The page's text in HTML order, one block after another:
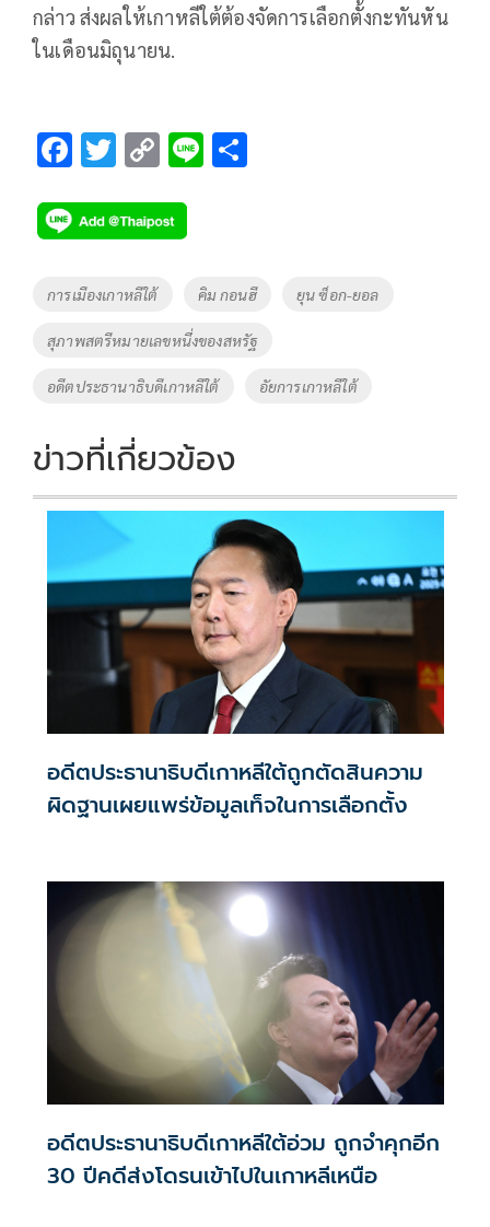
กล่าว ส่งผลให้เกาหลีใต้ต้องจัดการเลือกตั้งกะทันหัน
ในเดือนมิถุนายน.
F
e
b
o
k
T
tt
er
C
p
y
k
Li
Tags
การเมืองเกาหลีใต้ คิม กอนฮี ยุน ซ็อก-ยอล
สุภาพสตรีหมายเลขหนึ่งของสหรัฐ
อดีตประธานาธิบดีเกาหลีใต้ อัยการเกาหลีใต้
ข่าวที่เกี่ยวข้อง
อดีตประธานาธิบดีเกาหลีใต้ถูกตัดสินความ
ผิดฐานเผยแพร่ข้อมูลเท็จในการเลือกตั้ง
อดีตประธานาธิบดีเกาหลีใต้อ่วม ถูกจำคุกอีก
30 ปีคดีส่งโดรนเข้าไปในเกาหลีเหนือ